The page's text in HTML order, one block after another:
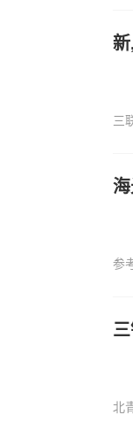
三
参
北